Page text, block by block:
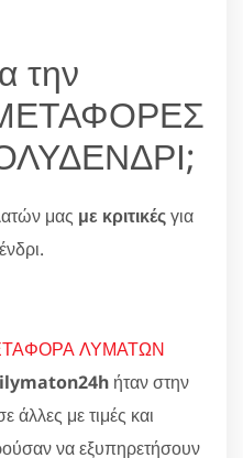
την
ΜΕΤΑΦΟΡΕΣ
μας με κριτικέςγια
ΛΥΜΑΤΩΝ
ήταν στην
με τιμές και
να εξυπηρετήσουν